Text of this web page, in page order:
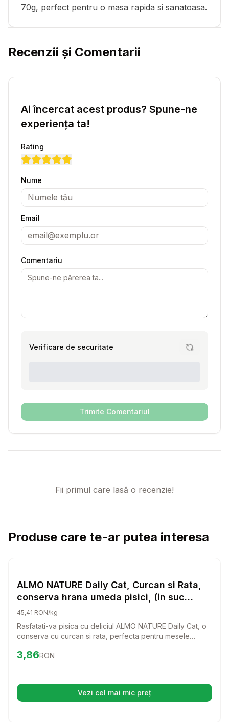
70g, perfect pentru o masa rapida si sanatoasa.
Recenzii și Comentarii
Ai încercat acest produs? Spune-ne
experiența ta!
Rating
Nume
Email
Comentariu
Verificare de securitate
Trimite Comentariul
Fii primul care lasă o recenzie!
Produse care te-ar putea interesa
Hrana Umeda Pisici
ALMO NATURE Daily Cat, Curcan si Rata,
conserva hrana umeda pisici, (in suc
propriu), 85g
45,41 RON/kg
Rasfatati-va pisica cu deliciul ALMO NATURE Daily Cat, o
conserva cu curcan si rata, perfecta pentru mesele
ofera un gust irezistibil care va face pisica sa se intoarca
Preț:3.86
3,86RON
Vezi cel mai mic preț(se deschide într-o filă nouă)